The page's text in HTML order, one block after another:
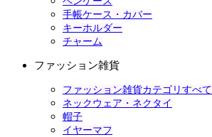
手帳ケース・カバー
キーホルダー
チャーム
ファッション雑貨
ファッション雑貨カテゴリすべて
ネックウェア・ネクタイ
帽子
イヤーマフ